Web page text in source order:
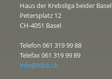
Haus der Krebsliga beider Basel
Petersplatz 12
CH-4051 Basel
Telefon 061 319 99 88
Telefax 061 319 99 89
info@klbb.ch